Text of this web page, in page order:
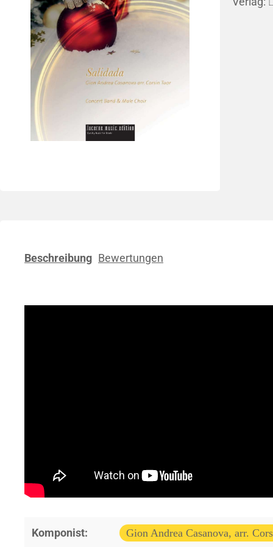
Klassik/Transkriptionen
Lied,
Lucerne Music Edition
Beschreibung Bewertungen
Komponist: Gion Andrea Casanova, arr.